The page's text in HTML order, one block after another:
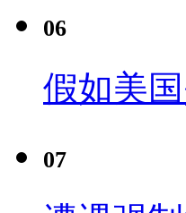
06
假如美
07